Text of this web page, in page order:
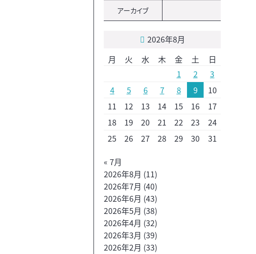
アーカイブ
2026年8月
月
火 水 木 金 土
日
1
2
3
4
5 6 7 8 9
10
11
12 13 14 15 16
17
18
19 20 21 22 23
24
25
26 27 28 29 30
31
« 7月
2026年8月 (11)
2026年7月 (40)
2026年6月 (43)
2026年5月 (38)
2026年4月 (32)
2026年3月 (39)
2026年2月 (33)